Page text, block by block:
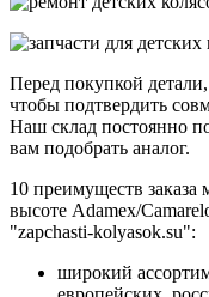
Перед покупкой
чтобы подтвердить
Наш склад постоянно
вам подобрать аналог.
10 преимуществ заказа
высоте Adamex/
"zapchasti-kolyasok.su":
широкий